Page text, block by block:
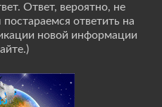
Ответ, вероятно, не
ответить на
новой информации